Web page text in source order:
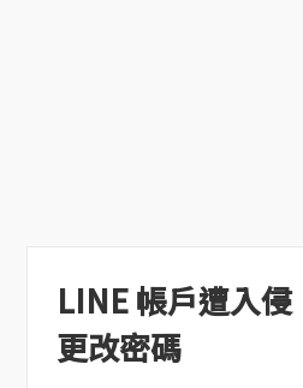
LINE 帳戶遭入
更改密碼